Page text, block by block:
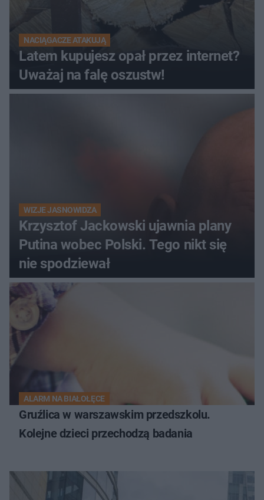
NACIĄGACZE ATAKUJĄ
Latem kupujesz opał przez internet?
Uważaj na falę oszustw!
WIZJE JASNOWIDZA
Krzysztof Jackowski ujawnia plany
Putina wobec Polski. Tego nikt się
nie spodziewał
ALARM NA BIAŁOŁĘCE
Gruźlica w warszawskim przedszkolu.
Kolejne dzieci przechodzą badania